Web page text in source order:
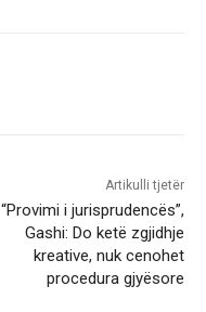
Artikulli tjetër
“Provimi i jurisprudencës”,
Gashi: Do ketë zgjidhje
kreative, nuk cenohet
procedura gjyësore